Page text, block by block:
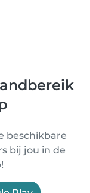
beschikbare
bij jou in de